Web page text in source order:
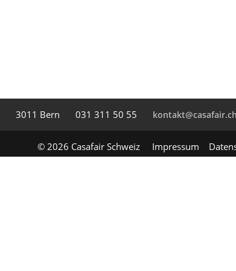
3011 Bern 031 311 50 55 kontakt@casafair.ch
© 2026 Casafair Schweiz Impressum